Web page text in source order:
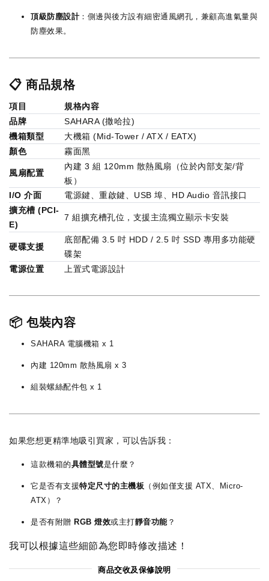
頂級防塵設計：側邊與後方設有細密通風網孔，兼顧高進氣量與
防塵效果。
📋 商品規格
項目
規格內容
品牌
SAHARA (撒哈拉)
機箱類型
大機箱 (Mid-Tower / ATX / EATX)
顏色
霧面黑
風扇配置
內建 3 組 120mm 散熱風扇（位於內部支架/背
板）
I/O 介面
電源鍵、重啟鍵、USB 埠、HD Audio 音訊接口
擴充槽 (PCI-
E)
7 組擴充槽孔位，支援主流獨立顯示卡安裝
硬碟支援
底部配備 3.5 吋 HDD / 2.5 吋 SSD 專用多功能硬
碟架
電源位置
上置式電源設計
📦 包裝內容
SAHARA 電腦機箱 x 1
內建 120mm 散熱風扇 x 3
組裝螺絲配件包 x 1
如果您想更精準地吸引買家，可以告訴我：
這款機箱的具體型號是什麼？
它是否有支援特定尺寸的主機板 （例如僅支援 ATX、Micro-
ATX）？
是否有附贈 RGB 燈效或主打靜音功能 ？
我可以根據這些細節為您即時修改描述！
商品交收及保修說明